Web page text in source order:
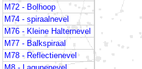
M72 - Bolhoop
M74 - spiraalnevel
M76 - Kleine Halternevel
M77 - Balkspiraal
M78 - Reflectienevel